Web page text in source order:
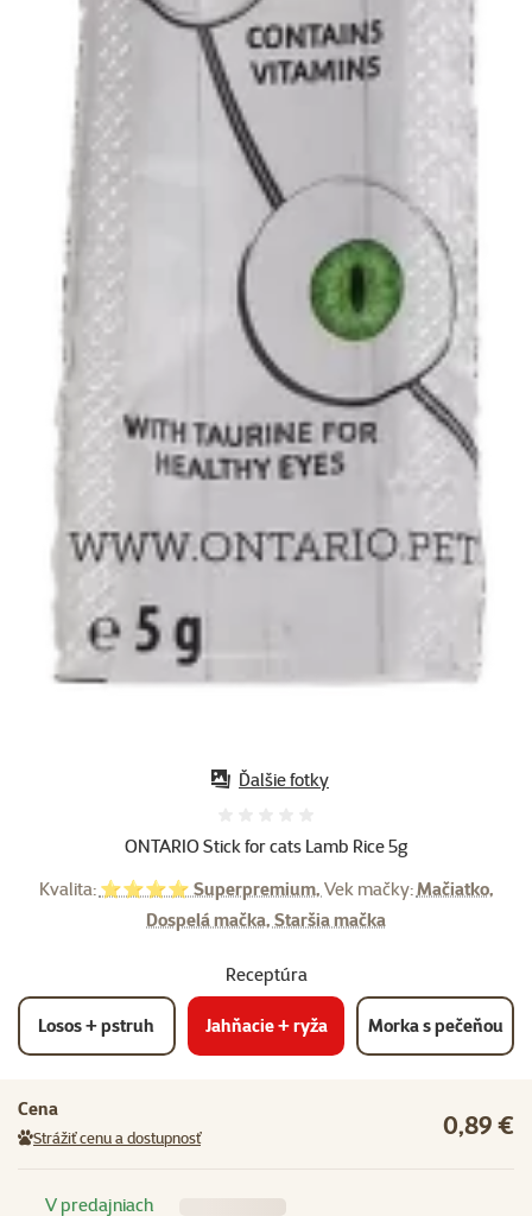
ONTARIO Stick for cats Lamb Rice 5g
Kvalita: ⭐⭐⭐⭐ Superpremium, Vek mačky:Mačiatko,
Dospelá mačka, Staršia mačka
Receptúra
Losos + pstruh Jahňacie + ryža Morka s pečeňou
Cena
Strážiť cenu a dostupnosť 0,89 €
V predajniach
Ďalšie fotky